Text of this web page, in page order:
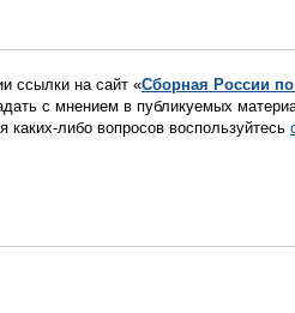
ссылки на сайт «Сборная России
с мнением в публикуемых
либо вопросов воспользуйтесь